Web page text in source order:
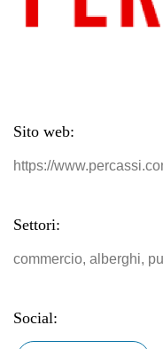
Sito web:
https://
Settori:
commercio, alberghi,
Social: